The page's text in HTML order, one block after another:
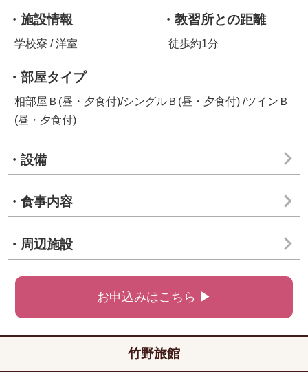
・施設情報
学校寮 / 洋室
・教習所との距離
徒歩約1分
・部屋タイプ
相部屋Ｂ(昼・夕食付)/シングルＢ(昼・夕食付) /ツインＢ
(昼・夕食付)
・設備
・食事内容
・周辺施設
お申込みはこちら ▶
竹野旅館